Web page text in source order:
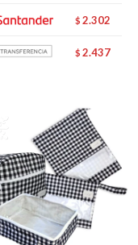
$ 2.302
$ 2.437